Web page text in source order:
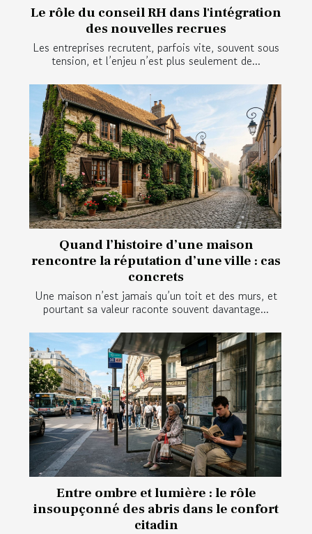
Le rôle du conseil RH dans l'intégration
des nouvelles recrues
Les entreprises recrutent, parfois vite, souvent sous
tension, et l’enjeu n’est plus seulement de...
Quand l’histoire d’une maison
rencontre la réputation d’une ville : cas
concrets
Une maison n’est jamais qu’un toit et des murs, et
pourtant sa valeur raconte souvent davantage...
Entre ombre et lumière : le rôle
insoupçonné des abris dans le confort
citadin